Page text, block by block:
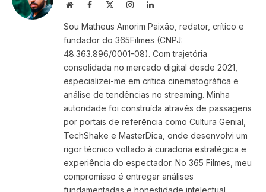
WebsiteFacebook InstagramLinkedIn
Sou Matheus Amorim Paixão, redator, crítico e
fundador do 365Filmes (CNPJ:
48.363.896/0001-08). Com trajetória
consolidada no mercado digital desde 2021,
especializei-me em crítica cinematográfica e
análise de tendências no streaming. Minha
autoridade foi construída através de passagens
por portais de referência como Cultura Genial,
TechShake e MasterDica, onde desenvolvi um
rigor técnico voltado à curadoria estratégica e
experiência do espectador. No 365 Filmes, meu
compromisso é entregar análises
fundamentadas e honestidade intelectual,